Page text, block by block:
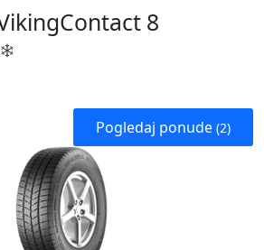
8
Pogledaj ponude (2)